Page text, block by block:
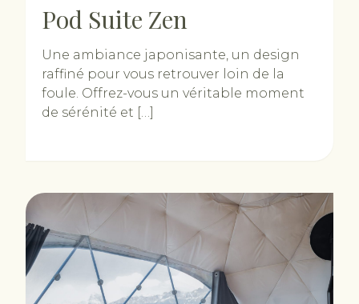
Pod Suite Zen
Une ambiance japonisante, un design
raffiné pour vous retrouver loin de la
foule. Offrez-vous un véritable moment
de sérénité et […]